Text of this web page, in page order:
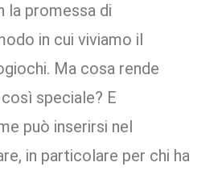
la promessa di
in cui viviamo il
Ma cosa rende
speciale? E
può inserirsi nel
in particolare per chi ha